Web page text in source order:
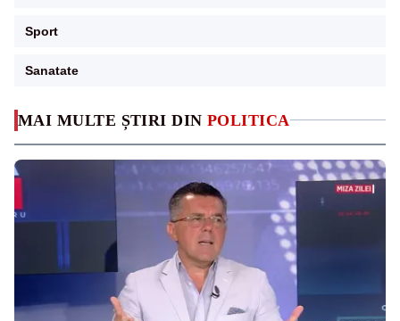
MAI MULTE ȘTIRI DIN POLITICA
Sport
Sanatate